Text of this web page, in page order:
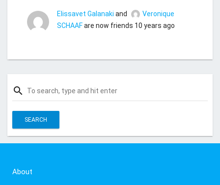
Elissavet Galanaki and
Veronique
SCHAAFare now friends 10 years ago
S
r
c
o
search
About